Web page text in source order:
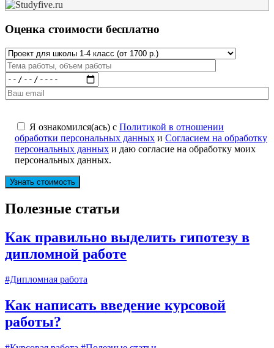
Оценка стоимости бесплатно
Я ознакомился(ась) с Политикой в отношении
обработки персональных данных и Согласием на обработку
персональных данных и даю согласие на обработку моих
персональных данных.
Полезные статьи
Как правильно выделить гипотезу в
дипломной работе
#Дипломная работа
Как написать введение курсовой
работы?